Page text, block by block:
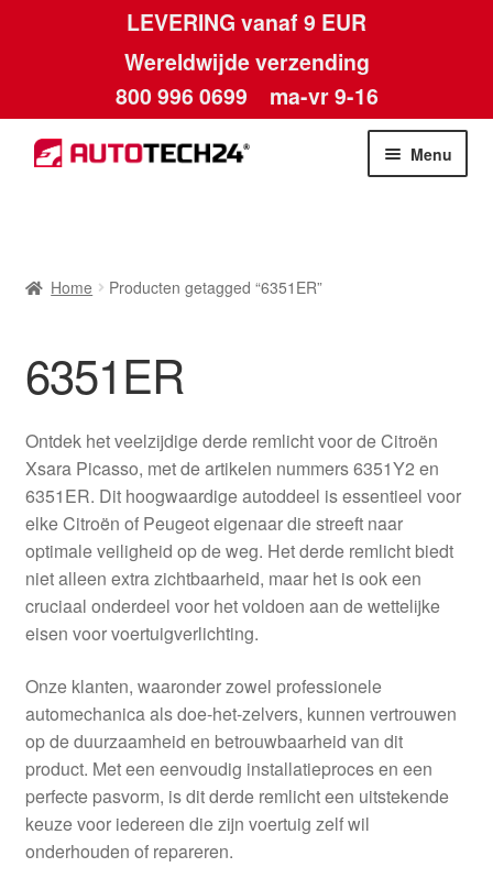
LEVERING vanaf 9 EUR
Wereldwijde verzending
800 996 0699 ma-vr 9-16
Ga
door
Ga
naar
Menu
Betalingen
Contact
Kassa
Klachten
Klachtenprocedure
Levering
Mijn account
Over ons
Privacybeleid
Home Producten getagged “6351ER”
6351ER
Ontdek het veelzijdige derde remlicht voor de Citroën
Xsara Picasso, met de artikelen nummers 6351Y2 en
6351ER. Dit hoogwaardige autoddeel is essentieel voor
elke Citroën of Peugeot eigenaar die streeft naar
optimale veiligheid op de weg. Het derde remlicht biedt
niet alleen extra zichtbaarheid, maar het is ook een
cruciaal onderdeel voor het voldoen aan de wettelijke
eisen voor voertuigverlichting.
Onze klanten, waaronder zowel professionele
automechanica als doe-het-zelvers, kunnen vertrouwen
op de duurzaamheid en betrouwbaarheid van dit
product. Met een eenvoudig installatieproces en een
perfecte pasvorm, is dit derde remlicht een uitstekende
keuze voor iedereen die zijn voertuig zelf wil
onderhouden of repareren.